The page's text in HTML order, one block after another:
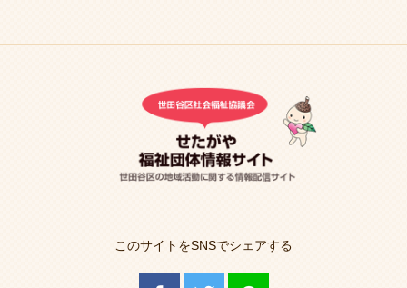
このサイトをSNSでシェアする